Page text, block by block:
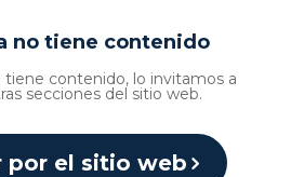
no tiene contenido
tiene contenido, lo invitamos a
secciones del sitio web.
por el sitio web